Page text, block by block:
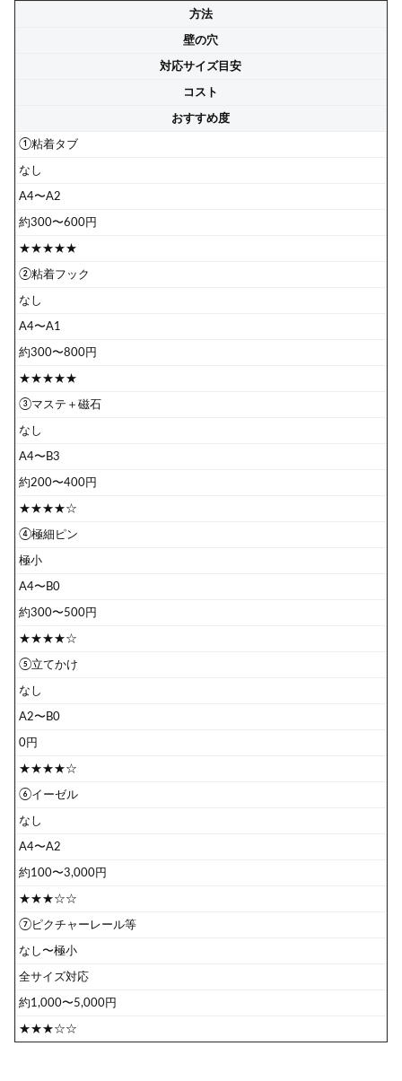
方法
壁の穴
対応サイズ目安
コスト
おすすめ度
①粘着タブ
なし
A4〜A2
約300〜600円
★★★★★
②粘着フック
なし
A4〜A1
約300〜800円
★★★★★
③マステ＋磁石
なし
A4〜B3
約200〜400円
★★★★☆
④極細ピン
極小
A4〜B0
約300〜500円
★★★★☆
⑤立てかけ
なし
A2〜B0
0円
★★★★☆
⑥イーゼル
なし
A4〜A2
約100〜3,000円
★★★☆☆
⑦ピクチャーレール等
なし〜極小
全サイズ対応
約1,000〜5,000円
★★★☆☆